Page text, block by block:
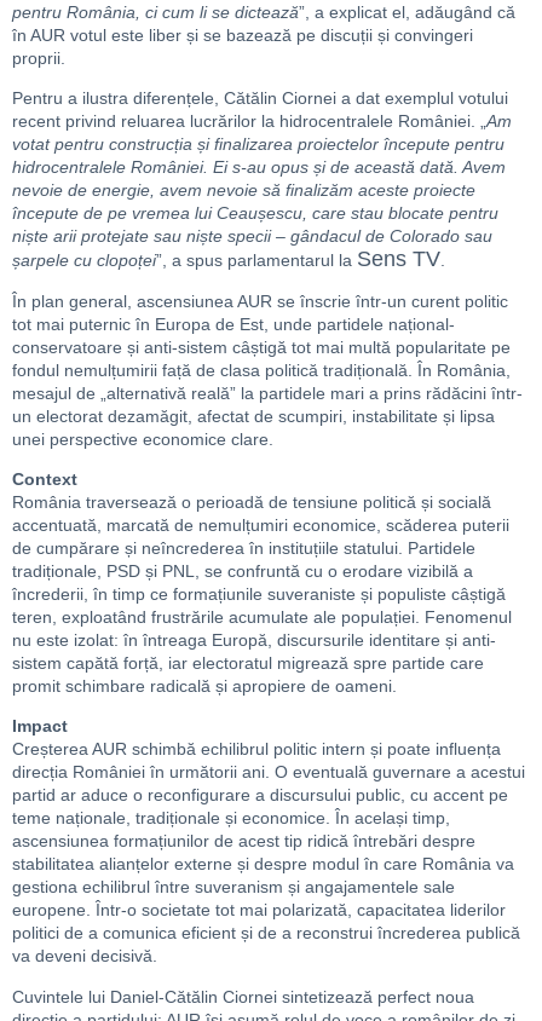
pentru România, ci cum li se dictează”, a explicat el, adăugând că
în AUR votul este liber și se bazează pe discuții și convingeri
proprii.
Pentru a ilustra diferențele, Cătălin Ciornei a dat exemplul votului
recent privind reluarea lucrărilor la hidrocentralele României. „Am
votat pentru construcția și finalizarea proiectelor începute pentru
hidrocentralele României. Ei s-au opus și de această dată. Avem
nevoie de energie, avem nevoie să finalizăm aceste proiecte
începute de pe vremea lui Ceaușescu, care stau blocate pentru
niște arii protejate sau niște specii – gândacul de Colorado sau
șarpele cu clopoței”, a spus parlamentarul la Sens TV.
În plan general, ascensiunea AUR se înscrie într-un curent politic
tot mai puternic în Europa de Est, unde partidele național-
conservatoare și anti-sistem câștigă tot mai multă popularitate pe
fondul nemulțumirii față de clasa politică tradițională. În România,
mesajul de „alternativă reală” la partidele mari a prins rădăcini într-
un electorat dezamăgit, afectat de scumpiri, instabilitate și lipsa
unei perspective economice clare.
Context
România traversează o perioadă de tensiune politică și socială
accentuată, marcată de nemulțumiri economice, scăderea puterii
de cumpărare și neîncrederea în instituțiile statului. Partidele
tradiționale, PSD și PNL, se confruntă cu o erodare vizibilă a
încrederii, în timp ce formațiunile suveraniste și populiste câștigă
teren, exploatând frustrările acumulate ale populației. Fenomenul
nu este izolat: în întreaga Europă, discursurile identitare și anti-
sistem capătă forță, iar electoratul migrează spre partide care
promit schimbare radicală și apropiere de oameni.
Impact
Creșterea AUR schimbă echilibrul politic intern și poate influența
direcția României în următorii ani. O eventuală guvernare a acestui
partid ar aduce o reconfigurare a discursului public, cu accent pe
teme naționale, tradiționale și economice. În același timp,
ascensiunea formațiunilor de acest tip ridică întrebări despre
stabilitatea alianțelor externe și despre modul în care România va
gestiona echilibrul între suveranism și angajamentele sale
europene. Într-o societate tot mai polarizată, capacitatea liderilor
politici de a comunica eficient și de a reconstrui încrederea publică
va deveni decisivă.
Cuvintele lui Daniel-Cătălin Ciornei sintetizează perfect noua